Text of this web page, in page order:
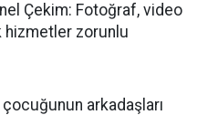
Çekim: Fotoğraf, video
hizmetler zorunlu
arkadaşları